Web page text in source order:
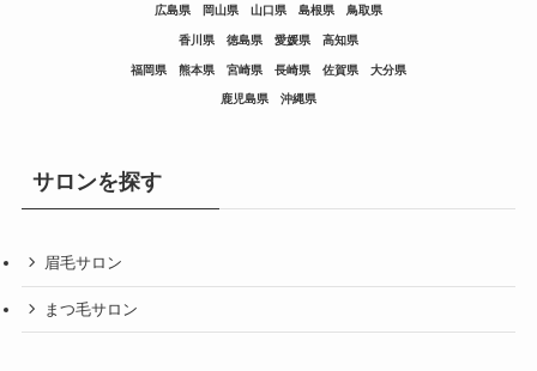
広島県 岡山県 山口県 島根県 鳥取県
香川県 徳島県 愛媛県 高知県
福岡県 熊本県 宮崎県 長崎県 佐賀県 大分県
鹿児島県 沖縄県
サロンを探す
眉毛サロン
まつ毛サロン